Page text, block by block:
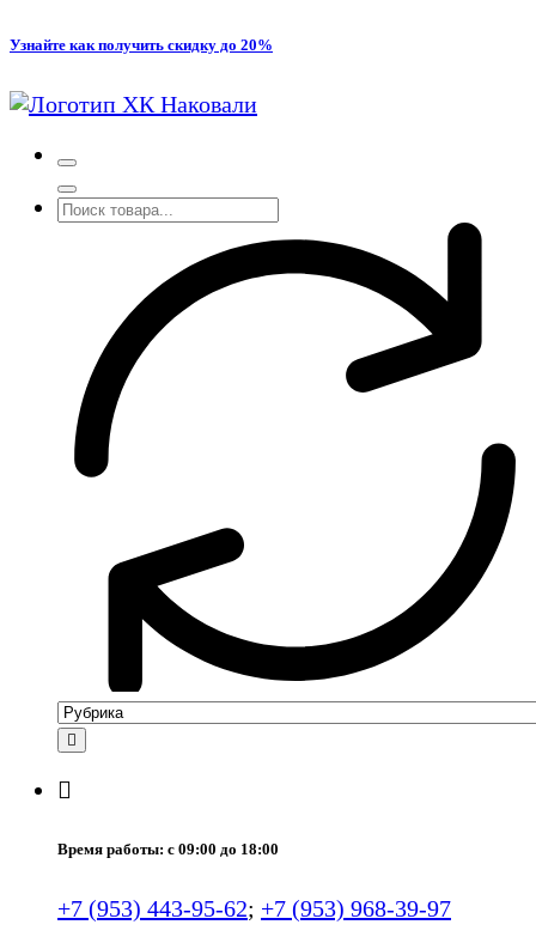
Перейти
содержимому
Узнайте как получить скидку до 20%
Время работы: с 09:00 до 18:00
+7 (953) 443-95-62; +7 (953) 968-39-97